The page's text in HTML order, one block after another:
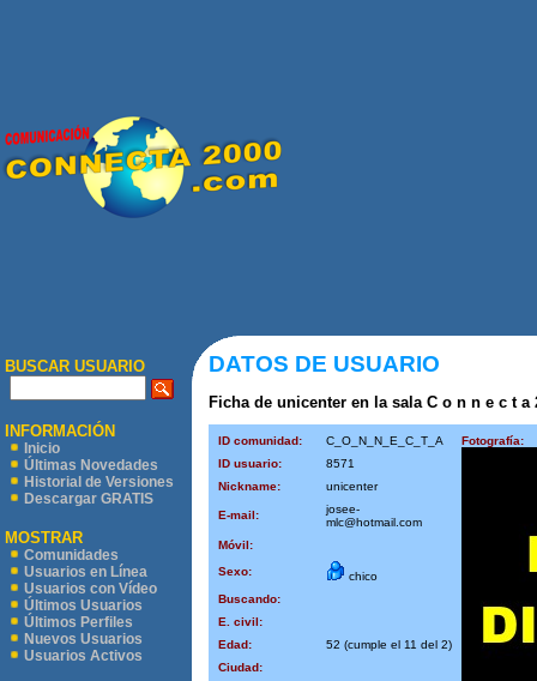
BUSCAR USUARIO
INFORMACIÓN
Inicio
Últimas Novedades
Historial de Versiones
Descargar GRATIS
MOSTRAR
Comunidades
Usuarios en Línea
Usuarios con Vídeo
Últimos Usuarios
Últimos Perfiles
Nuevos Usuarios
Usuarios Activos
DATOS DE USUARIO
Ficha de unicenter en la sala C o n n e c t a
ID comunidad: C_O_N_N_E_C_T_A
Fotografía:
ID usuario:
8571
Nickname:
unicenter
E-mail:
josee-
mlc@hotmail.com
Móvil:
Sexo:
chico
Buscando:
E. civil:
Edad:
52 (cumple el 11 del 2)
Ciudad: